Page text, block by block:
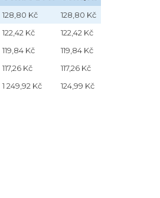
128,80 Kč
128,80 Kč
122,42 Kč
122,42 Kč
119,84 Kč
119,84 Kč
117,26 Kč
117,26 Kč
1 249,92 Kč 124,99 Kč